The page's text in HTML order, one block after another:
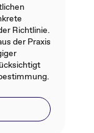
Richtlinie.
der Praxis